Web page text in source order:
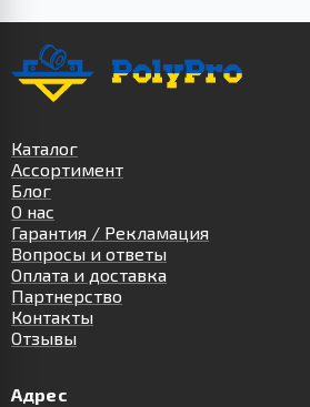
Каталог
Ассортимент
Блог
О нас
Гарантия / Рекламация
Вопросы и ответы
Оплата и доставка
Партнерство
Контакты
Отзывы
Адрес